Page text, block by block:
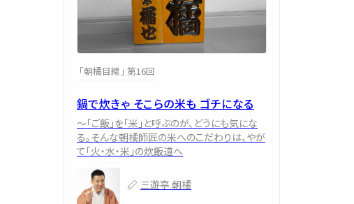
「朝橘目線」 第16回
鍋で炊きゃ そこらの米も ゴチになる
～「ご飯」を「米」と呼ぶのが、どうにも気にな
る。そんな朝橘師匠の米へのこだわりは、やが
て「火・水・米」の炊飯道へ
三遊亭 朝橘